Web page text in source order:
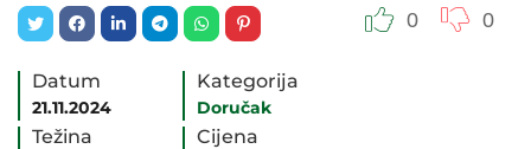
0 0
Datum
21.11.2024
Kategorija
Doručak
Težina Cijena